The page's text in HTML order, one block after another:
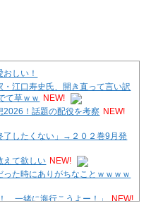
しい！
・江口寿史氏、開き直って言い訳
て草ｗｗ
NEW!
2026！話題の配役を考察 NEW!
了したくない」→２０２巻9月発
えて欲しい NEW!
た時にありがちなことｗｗｗｗ
一緒に海行こうよー！」 NEW!